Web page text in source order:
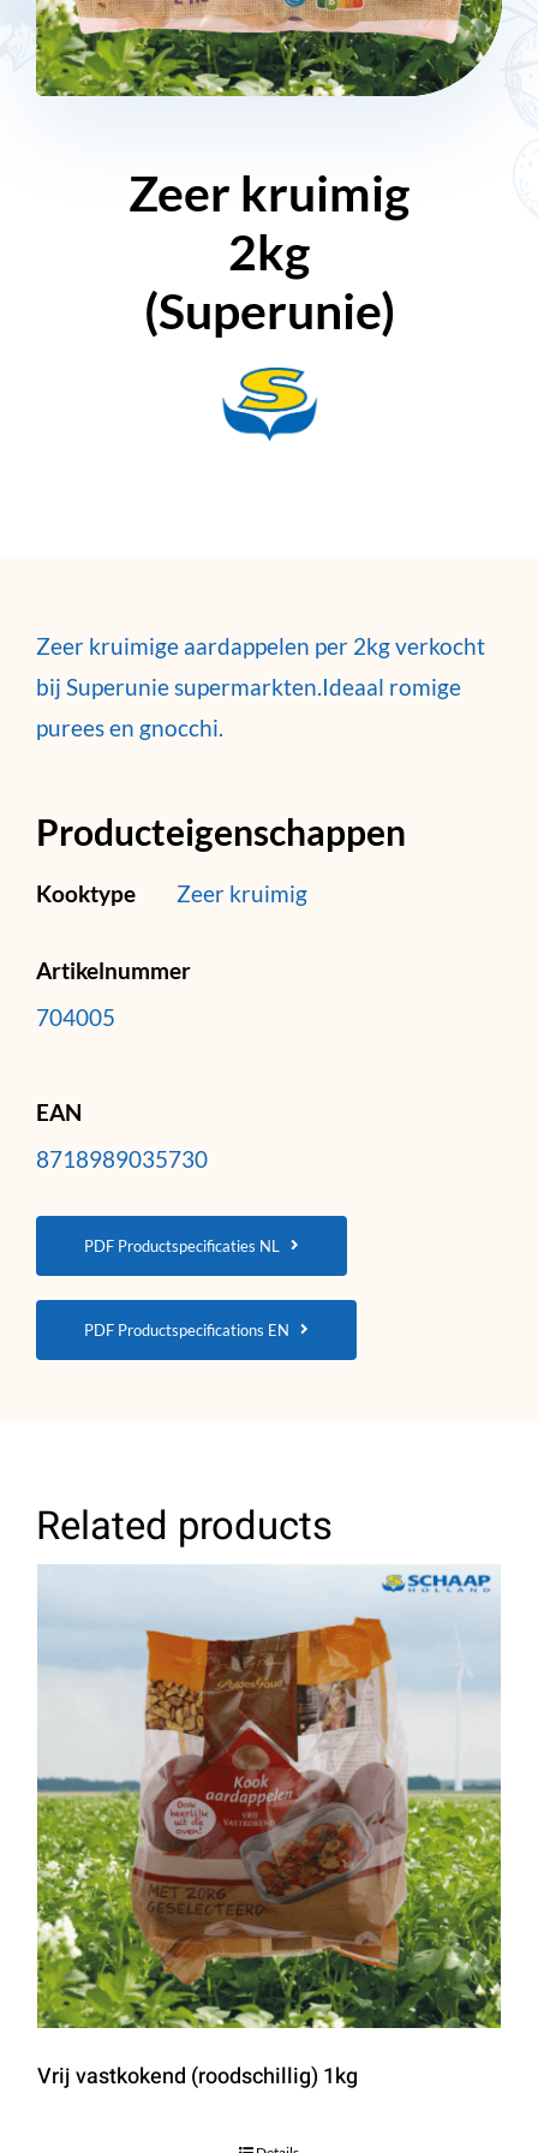
Zeer kruimig
2kg
(Superunie)
Zeer kruimige aardappelen per 2kg verkocht
bij Superunie supermarkten.Ideaal romige
purees en gnocchi.
Producteigenschappen
Kooktype Zeer kruimig
Artikelnummer
704005
EAN
8718989035730
PDF Productspecificaties NL
PDF Productspecifications EN
Related products
Vrij vastkokend (roodschillig) 1kg